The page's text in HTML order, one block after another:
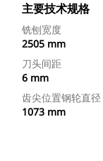
主要技术规格
铣刨宽度
2505 mm
刀头间距
6 mm
齿尖位置钢轮直径
1073 mm